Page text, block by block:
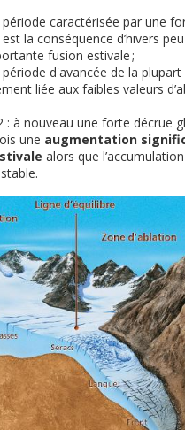
période caractérisée par une
la conséquence d’hivers
fusion estivale ;
d'avancée de la plupart
liée aux faibles valeurs
: à nouveau une forte décrue
une augmentation
alors que